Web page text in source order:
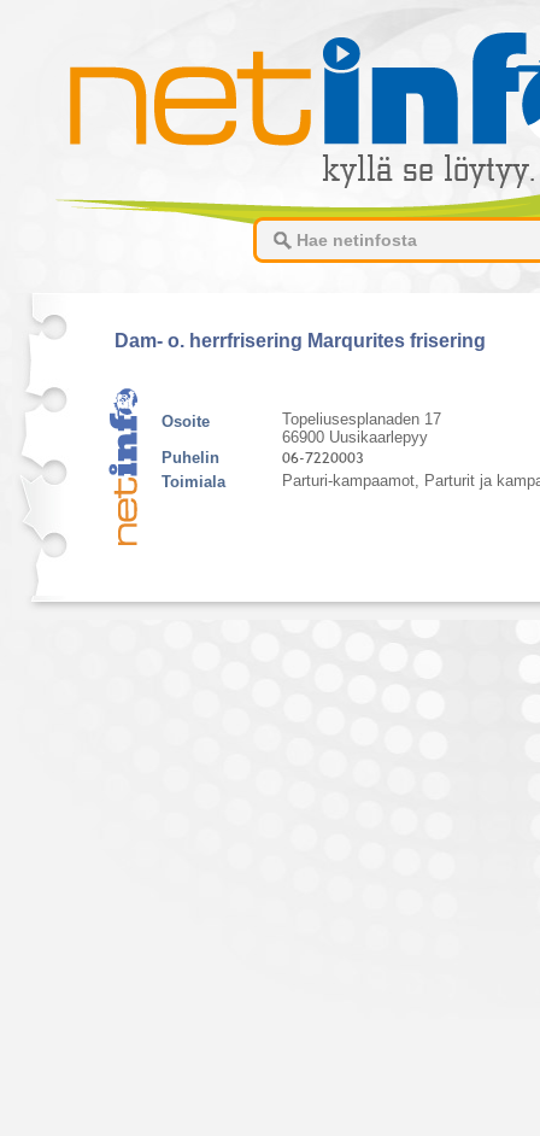
Dam- o. herrfrisering Marqurites frisering
Osoite
Topeliusesplanaden 17
66900 Uusikaarlepyy
Puhelin
Toimiala
Parturi-kampaamot, Parturit ja